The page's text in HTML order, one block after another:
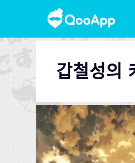
갑철성의